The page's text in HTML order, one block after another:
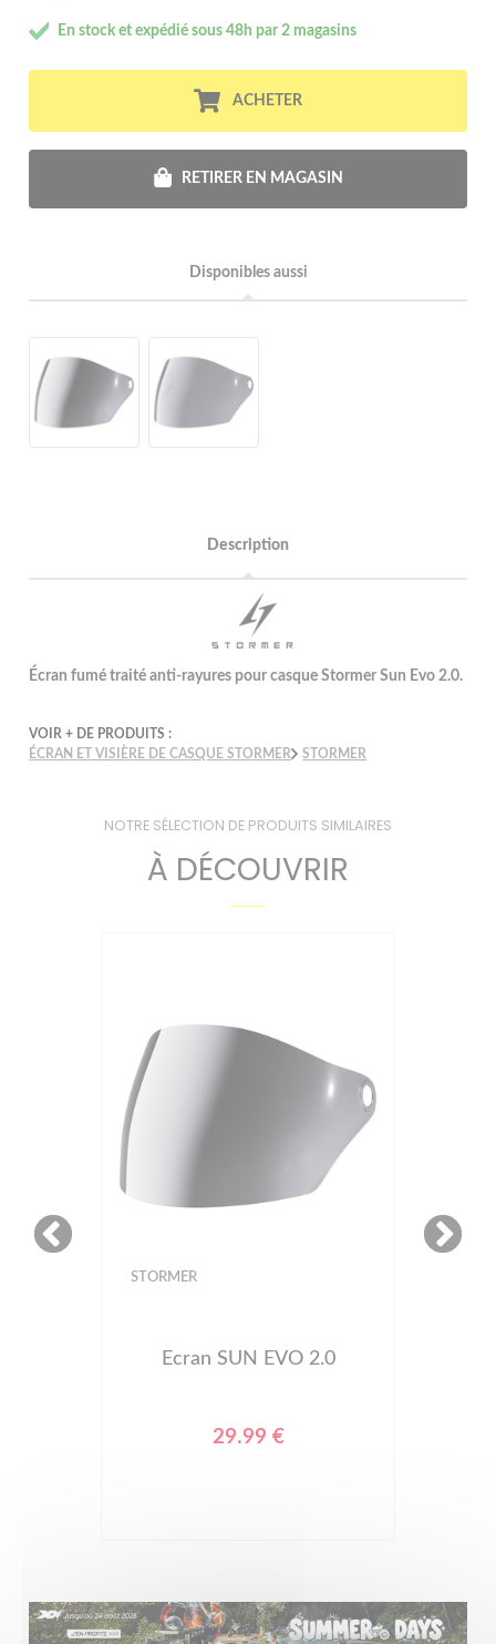
En stock et expédié sous 48h par 2 magasins
ACHETER
RETIRER EN MAGASIN
Disponibles aussi
Description
Écran fumé traité anti-rayures pour casque Stormer Sun Evo 2.0.
VOIR + DE PRODUITS :
ÉCRAN ET VISIÈRE DE CASQUE STORMER
STORMER
NOTRE SÉLECTION DE PRODUITS SIMILAIRES
À DÉCOUVRIR
STORMER
Ecran SUN EVO 2.0
29.99 €